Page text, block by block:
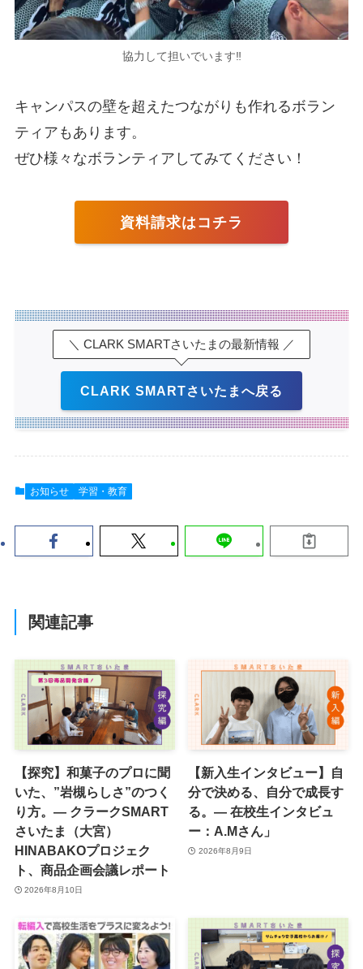
協力して担いでいます‼
キャンパスの壁を超えたつながりも作れるボラン
ティアもあります。
ぜひ様々なボランティアしてみてください！
資料請求はコチラ
＼ CLARK SMARTさいたまの最新情報 ／
CLARK SMARTさいたまへ戻る
お知らせ 学習・教育
関連記事
【探究】和菓子のプロに聞
いた、”岩槻らしさ”のつく
り方。― クラークSMART
さいたま（大宮）
HINABAKOプロジェク
ト、商品企画会議レポート
2026年8月10日
【新入生インタビュー】自
分で決める、自分で成長す
る。― 在校生インタビュ
ー：A.Mさん」
2026年8月9日